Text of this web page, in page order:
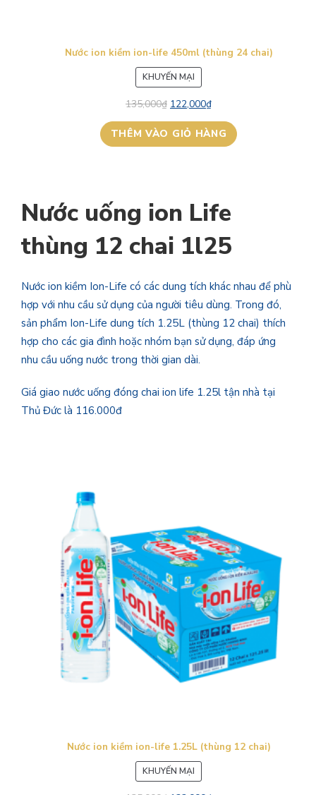
Nước ion kiềm ion-life 450ml (thùng 24 chai)
KHUYẾN MẠI
PHẨM
ĐANG
GIẢM
GIÁ
135,000₫ 122,000₫
THÊM VÀO GIỎ HÀNG
Nước uống ion Life
thùng 12 chai 1l25
Nước ion kiềm Ion-Life có các dung tích khác nhau để phù
hợp với nhu cầu sử dụng của người tiêu dùng. Trong đó,
sản phẩm Ion-Life dung tích 1.25L (thùng 12 chai) thích
hợp cho các gia đình hoặc nhóm bạn sử dụng, đáp ứng
nhu cầu uống nước trong thời gian dài.
Giá giao nước uống đóng chai ion life 1.25l tận nhà tại
Thủ Đức là 116.000đ
Nước ion kiềm ion-life 1.25L (thùng 12 chai)
KHUYẾN MẠI
PHẨM